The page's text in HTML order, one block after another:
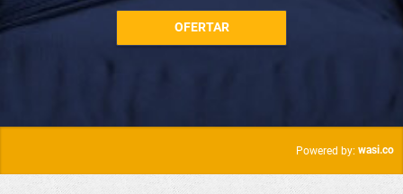
OFERTAR
Powered by: wasi.co